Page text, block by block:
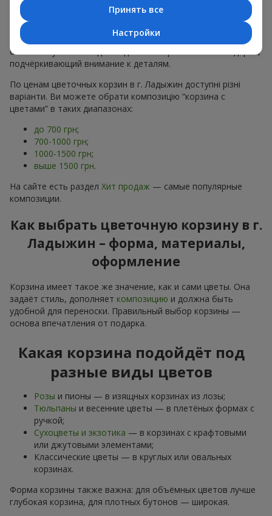
Минималистичные решения— натуральные формы,
акцент на цвет или текстуру.
Есть также
VIP-композиции— роскошные корзины для
особых случаев. Каждое изделие — оригинальный подарок,
подчёркивающий внимание к деталям.
По ценам цветочных корзин в г. Ладыжин доступні різні
варіанти. Ви можете обрати композицію “корзина с
цветами” в таких диапазонах:
до 700 грн;
700-1000 грн;
1000-1500 грн;
выше 1500 грн.
На сайте есть раздел Хит продаж — самые популярные
композиции.
Как выбрать цветочную корзину в г.
Ладыжин – форма, материалы,
оформление
Корзина имеет такое же значение, как и сами цветы. Она
задаёт стиль, дополняет композицию и должна быть
удобной для переноски. Правильный выбор корзины —
основа впечатления от подарка.
Какая корзина подойдёт под
разные виды цветов
Розы и пионы — в изящных корзинах из лозы;
Тюльпаны и весенние цветы — в плетёных формах с
ручкой;
Сухоцветы и экзотика — в корзинах с крафтовыми
или джутовыми элементами;
Классические цветы — в круглых или овальных
корзинах.
Форма корзины также важна: для объёмных цветов лучше
глубокая корзина, для плотных бутонов — широкая.
Принять все
Настройки